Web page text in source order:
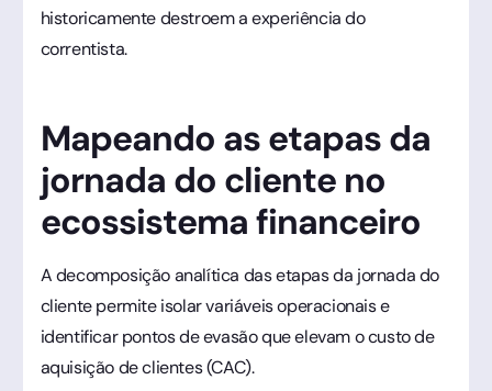
historicamente destroem a experiência do
correntista.
Mapeando as etapas da
jornada do cliente no
ecossistema financeiro
A decomposição analítica das etapas da jornada do
cliente permite isolar variáveis operacionais e
identificar pontos de evasão que elevam o custo de
aquisição de clientes (CAC).